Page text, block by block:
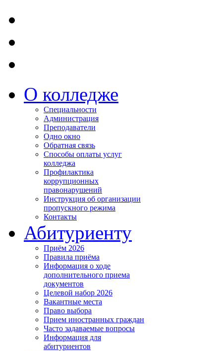
О колледже
Специальности
Администрация
Преподаватели
Одно окно
Обратная связь
Способы оплаты услуг
колледжа
Профилактика
коррупционных
правонарушений
Инструкция об организации
пропускного режима
Контакты
Абитуриенту
Приём 2026
Правила приёма
Информация о ходе
дополнительного приема
документов
Целевой набор 2026
Вакантные места
Право выбора
Прием иностранных граждан
Часто задаваемые вопросы
Информация для
абитуриентов